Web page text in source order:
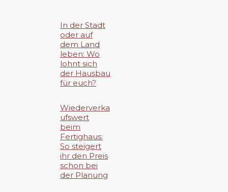
In der Stadt
oder auf
dem Land
leben: Wo
lohnt sich
der Hausbau
für euch?
Wiederverka
ufswert
beim
Fertighaus:
So steigert
ihr den Preis
schon bei
der Planung